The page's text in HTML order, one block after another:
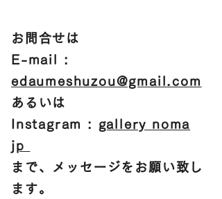
お問合せは
E-mail :
edaumeshuzou@gmail.com
あるいは
Instagram : gallery noma
jp
まで、メッセージをお願い致し
ます。